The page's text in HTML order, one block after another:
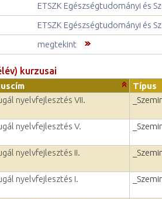
ETSZK Egészségtudományi és
ETSZK Egészségtudományi és
megtekint
kurzusai
Típus
nyelvfejlesztés VII.
nyelvfejlesztés V.
nyelvfejlesztés II.
nyelvfejlesztés I.